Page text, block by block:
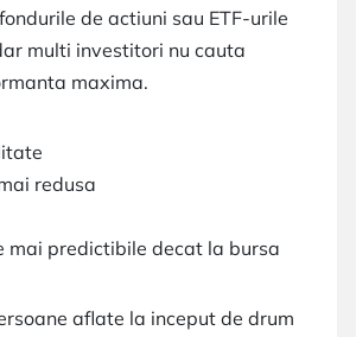
de actiuni sau ETF-urile
multi investitori nu cauta
maxima.
redusa
mai predictibile decat la bursa
aflate la inceput de drum